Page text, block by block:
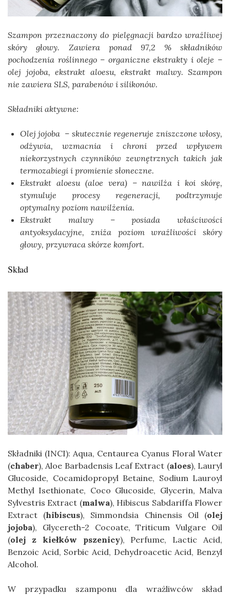
Szampon przeznaczony do pielęgnacji bardzo wrażliwej
skóry głowy. Zawiera ponad 97,2 % składników
pochodzenia roślinnego – organiczne ekstrakty i oleje –
olej jojoba, ekstrakt aloesu, ekstrakt malwy. Szampon
nie zawiera SLS, parabenów i silikonów.
Składniki aktywne:
Olej jojoba – skutecznie regeneruje zniszczone włosy,
odżywia, wzmacnia i chroni przed wpływem
niekorzystnych czynników zewnętrznych takich jak
termozabiegi i promienie słoneczne.
Ekstrakt aloesu (aloe vera) – nawilża i koi skórę,
stymuluje procesy regeneracji, podtrzymuje
optymalny poziom nawilżenia.
Ekstrakt malwy – posiada właściwości
antyoksydacyjne, zniża poziom wrażliwości skóry
głowy, przywraca skórze komfort.
Skład
Składniki (INCI): Aqua, Centaurea Сyanus Floral Water
(chaber), Aloe Barbadensis Leaf Extract (aloes), Lauryl
Glucoside, Cocamidopropyl Betaine, Sodium Lauroyl
Methyl Isethionate, Coco Glucoside, Glycerin, Malva
Sylvestris Extract (malwa), Hibiscus Sabdariffa Flower
Extract (hibiscus), Simmondsia Chinensis Oil (olej
jojoba), Glycereth-2 Cocoate, Triticum Vulgare Oil
(olej z kiełków pszenicy), Perfume, Lactic Acid,
Benzoic Acid, Sorbic Acid, Dehydroacetic Acid, Benzyl
Alcohol.
W przypadku szamponu dla wrażliwców skład